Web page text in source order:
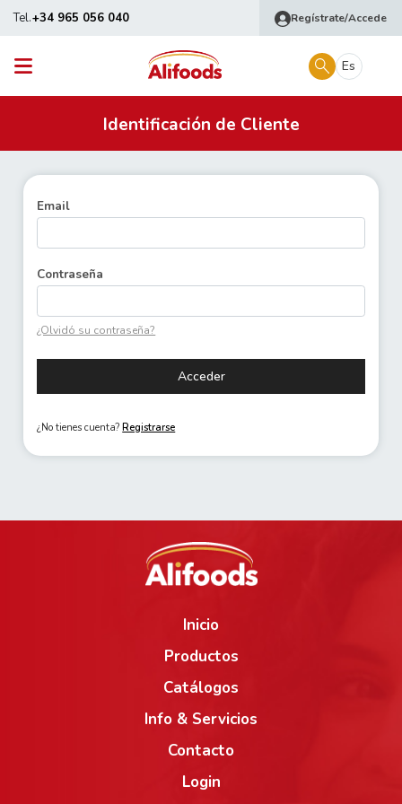
Tel.+34 965 056 040 Regístrate/Accede
Es
Identificación de Cliente
Email
Contraseña
¿Olvidó su contraseña?
Acceder
¿No tienes cuenta?Registrarse
Inicio
Productos
Catálogos
Info & Servicios
Contacto
Login